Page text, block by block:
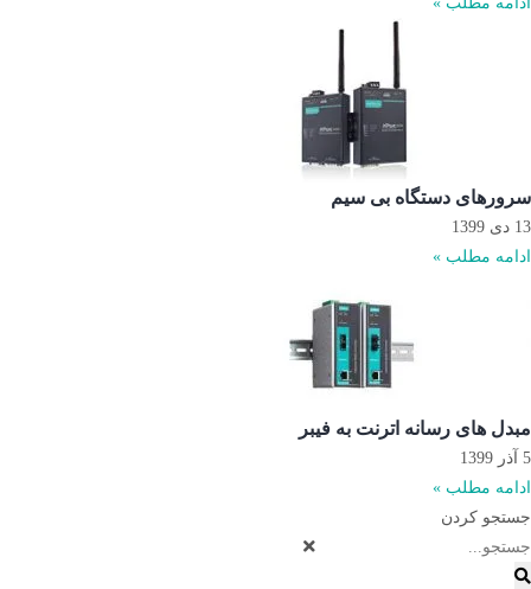
سرورهای دستگاه بی سیم
13 دی 1399
ادامه مطلب »
مبدل های رسانه اترنت به فیبر
5 آذر 1399
ادامه مطلب »
جستجو کردن